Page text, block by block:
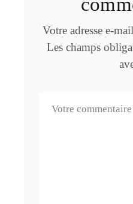
Votre adresse e-
Les champs